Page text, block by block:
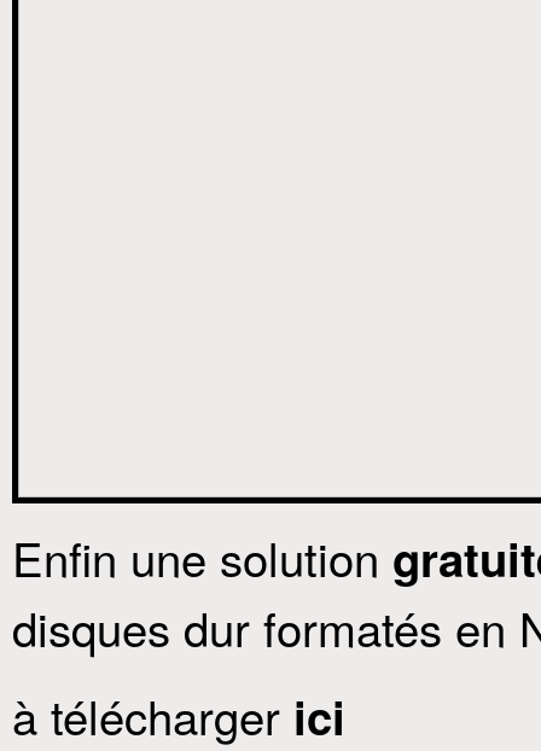
Enfin une solution
disques dur formatés en
à télécharger ici